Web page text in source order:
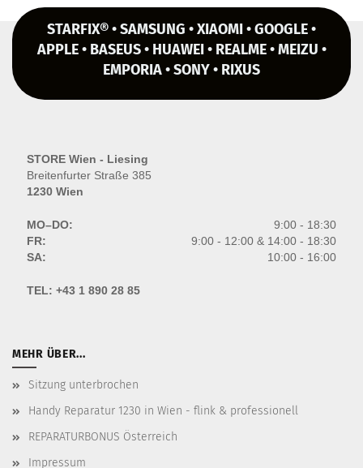
STARFIX® • SAMSUNG • XIAOMI • GOOGLE •
APPLE • BASEUS • HUAWEI • REALME • MEIZU •
EMPORIA • SONY • RIXUS
STORE Wien - Liesing
Breitenfurter Straße 385
1230 Wien
MO–DO:
9:00 - 18:30
FR:
9:00 - 12:00 & 14:00 - 18:30
SA:
10:00 - 16:00
TEL: +43 1 890 28 85
MEHR ÜBER...
Sitzung unterbrochen
Handy Reparatur 1230 in Wien - flink & professionell
REPARATURBONUS Österreich
Impressum